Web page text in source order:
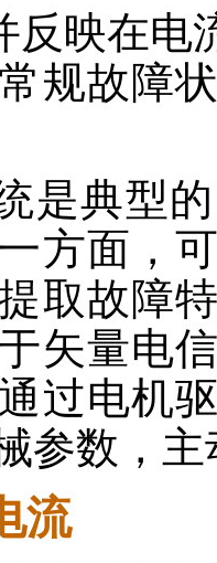
反映在
规故障
是典型
方面，
取故障
矢量电
过电机
参数，
流